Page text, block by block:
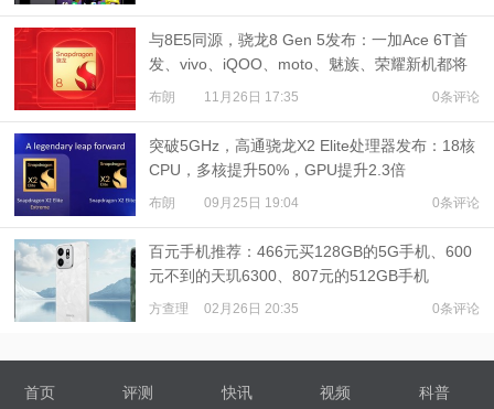
与8E5同源，骁龙8 Gen 5发布：一加Ace 6T首
发、vivo、iQOO、moto、魅族、荣耀新机都将
搭载
布朗 11月26日 17:35 0条评论
突破5GHz，高通骁龙X2 Elite处理器发布：18核
CPU，多核提升50%，GPU提升2.3倍
布朗 09月25日 19:04 0条评论
百元手机推荐：466元买128GB的5G手机、600
元不到的天玑6300、807元的512GB手机
方查理 02月26日 20:35 0条评论
首页 评测 快讯 视频 科普